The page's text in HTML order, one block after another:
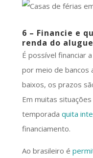
6 – Financie e
renda do
É possível financiar
por meio de bancos
baixos, os prazos
Em muitas
temporada quita
financiamento.
Ao brasileiro é